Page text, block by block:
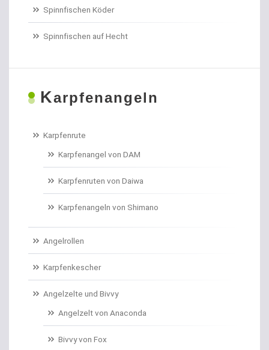
Blinker
Bodentaster
Boilies
Brandungs- / Weitwurfrollen
Brandungsbleie
Brothaken gebunden
Campinggeschirr
Spinnfischen Köder
Spinnfischen auf Hecht
Karpfenangeln
Karpfenrute
Karpfenangel von DAM
Karpfenruten von Daiwa
Karpfenangeln von Shimano
Angelrollen
Karpfenkescher
Angelzelte und Bivvy
Angelzelt von Anaconda
Bivvy von Fox